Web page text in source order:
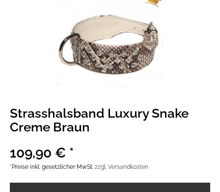
Strasshalsband Luxury Snake
Creme Braun
109,90 € *
*Preise inkl. gesetzlicher MwSt. zzgl. Versandkosten